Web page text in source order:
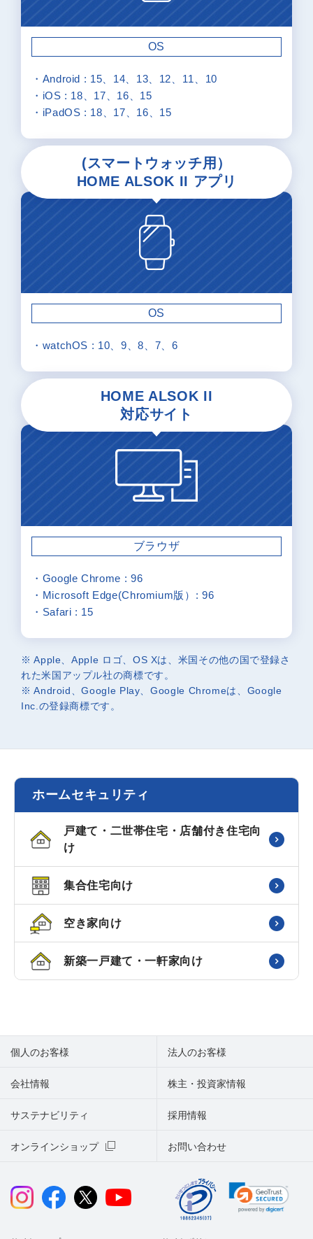
OS
・Android : 15、14、13、12、11、10
・iOS : 18、17、16、15
・iPadOS : 18、17、16、15
(スマートウォッチ用）
HOME ALSOK II アプリ
OS
・watchOS : 10、9、8、7、6
HOME ALSOK II
対応サイト
ブラウザ
・Google Chrome : 96
・Microsoft Edge(Chromium版）: 96
・Safari : 15
※ Apple、Apple ロゴ、OS Xは、米国その他の国で登録さ
れた米国アップル社の商標です。
※ Android、Google Play、Google Chromeは、Google
Inc.の登録商標です。
ホームセキュリティ
戸建て・二世帯住宅・店舗付き住宅向
け
集合住宅向け
空き家向け
新築一戸建て・一軒家向け
個人のお客様 法人のお客様
会社情報 株主・投資家情報
サステナビリティ
オンラインショップ お問い合わせ
採用情報